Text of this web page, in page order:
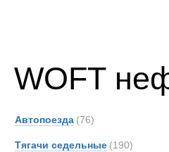
WOFT
Автопоезда (76)
Тягачи седельные (190)